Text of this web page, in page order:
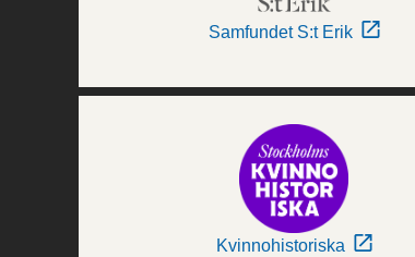
Samfundet S:t Erik
Kvinnohistoriska